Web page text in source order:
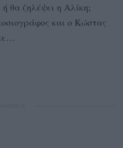
θα ζηλέψει η Αλίκη;
και ο Κώστας